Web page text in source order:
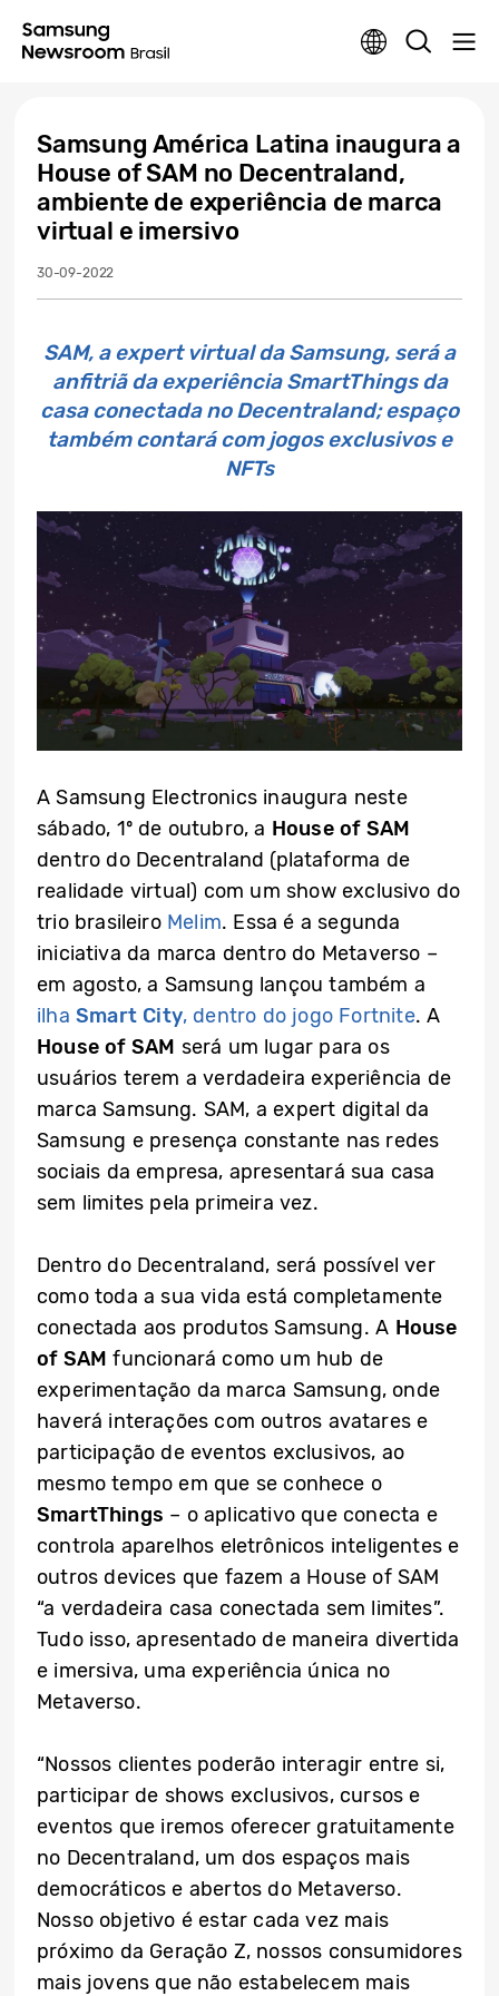
Samsung América Latina inaugura a
House of SAM no Decentraland,
ambiente de experiência de marca
virtual e imersivo
30-09-2022
SAM, a expert virtual da Samsung, será a
anfitriã da experiência SmartThings da
casa conectada no Decentraland; espaço
também contará com jogos exclusivos e
NFTs
A Samsung Electronics inaugura neste
sábado, 1º de outubro, a House of SAM
dentro do Decentraland (plataforma de
realidade virtual) com um show exclusivo do
trio brasileiro Melim. Essa é a segunda
iniciativa da marca dentro do Metaverso –
em agosto, a Samsung lançou também a
ilha Smart City, dentro do jogo Fortnite. A
House of SAM será um lugar para os
usuários terem a verdadeira experiência de
marca Samsung. SAM, a expert digital da
Samsung e presença constante nas redes
sociais da empresa, apresentará sua casa
sem limites pela primeira vez.
Dentro do Decentraland, será possível ver
como toda a sua vida está completamente
conectada aos produtos Samsung. A House
of SAM funcionará como um hub de
experimentação da marca Samsung, onde
haverá interações com outros avatares e
participação de eventos exclusivos, ao
mesmo tempo em que se conhece o
SmartThings – o aplicativo que conecta e
controla aparelhos eletrônicos inteligentes e
outros devices que fazem a House of SAM
“a verdadeira casa conectada sem limites”.
Tudo isso, apresentado de maneira divertida
e imersiva, uma experiência única no
Metaverso.
“Nossos clientes poderão interagir entre si,
participar de shows exclusivos, cursos e
eventos que iremos oferecer gratuitamente
no Decentraland, um dos espaços mais
democráticos e abertos do Metaverso.
Nosso objetivo é estar cada vez mais
próximo da Geração Z, nossos consumidores
mais jovens que não estabelecem mais